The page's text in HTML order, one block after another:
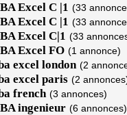
Excel C |1 (33
Excel C |1 (33
Excel C|1 (33
Excel FO (1 annonce)
excel london (2
excel paris (2
french (3 annonces)
ingenieur (6 annonces)